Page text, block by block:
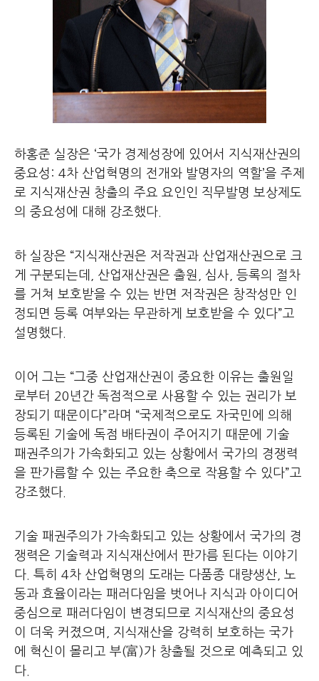
하홍준 실장은 ‘국가 경제성장에 있어서 지식재산권의
중요성: 4차 산업혁명의 전개와 발명자의 역할’을 주제
로 지식재산권 창출의 주요 요인인 직무발명 보상제도
의 중요성에 대해 강조했다.
하 실장은 “지식재산권은 저작권과 산업재산권으로 크
게 구분되는데, 산업재산권은 출원, 심사, 등록의 절차
를 거쳐 보호받을 수 있는 반면 저작권은 창작성만 인
정되면 등록 여부와는 무관하게 보호받을 수 있다”고
설명했다.
이어 그는 “그중 산업재산권이 중요한 이유는 출원일
로부터 20년간 독점적으로 사용할 수 있는 권리가 보
장되기 때문이다”라며 “국제적으로도 자국민에 의해
등록된 기술에 독점 배타권이 주어지기 때문에 기술
패권주의가 가속화되고 있는 상황에서 국가의 경쟁력
을 판가름할 수 있는 주요한 축으로 작용할 수 있다”고
강조했다.
기술 패권주의가 가속화되고 있는 상황에서 국가의 경
쟁력은 기술력과 지식재산에서 판가름 된다는 이야기
다. 특히 4차 산업혁명의 도래는 다품종 대량생산, 노
동과 효율이라는 패러다임을 벗어나 지식과 아이디어
중심으로 패러다임이 변경되므로 지식재산의 중요성
이 더욱 커졌으며, 지식재산을 강력히 보호하는 국가
에 혁신이 몰리고 부(富)가 창출될 것으로 예측되고 있
다.